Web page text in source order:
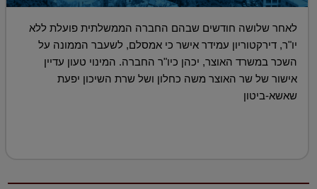
לאחר שלושה חודשים שבהם החברה הממשלתית פועלת ללא
יו"ר, דירקטוריון עמידר אישר כי אמסלם, לשעבר הממונה על
השכר במשרד האוצר, יכהן כיו"ר החברה. המינוי טעון עדיין
אישור של שר האוצר משה כחלון ושל שרת השיכון יפעת
שאשא-ביטון